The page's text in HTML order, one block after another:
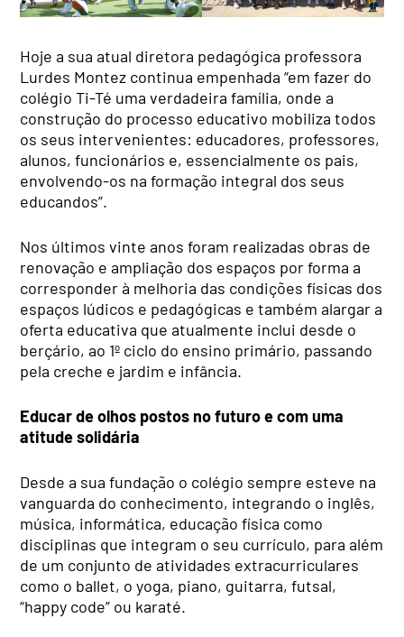
Hoje a sua atual diretora pedagógica professora
Lurdes Montez continua empenhada “em fazer do
colégio Ti-Té uma verdadeira família, onde a
construção do processo educativo mobiliza todos
os seus intervenientes: educadores, professores,
alunos, funcionários e, essencialmente os pais,
envolvendo-os na formação integral dos seus
educandos”.
Nos últimos vinte anos foram realizadas obras de
renovação e ampliação dos espaços por forma a
corresponder à melhoria das condições físicas dos
espaços lúdicos e pedagógicas e também alargar a
oferta educativa que atualmente inclui desde o
berçário, ao 1º ciclo do ensino primário, passando
pela creche e jardim e infância.
Educar de olhos postos no futuro e com uma
atitude solidária
Desde a sua fundação o colégio sempre esteve na
vanguarda do conhecimento, integrando o inglês,
música, informática, educação física como
disciplinas que integram o seu currículo, para além
de um conjunto de atividades extracurriculares
como o ballet, o yoga, piano, guitarra, futsal,
“happy code” ou karaté.